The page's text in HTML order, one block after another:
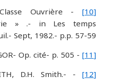
[10]
Ouvrière
» .- in Les temps
Sept, 1982.- p.p. 57-59.
[11]
- Voir, STRATEGOR- Op. cité- p. 505
[12]
D.H. Smith.-